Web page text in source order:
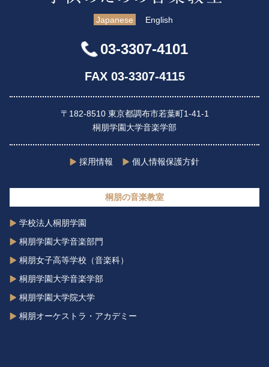
Japanese English
03-3307-4101
FAX 03-3307-4115
〒182-8510 東京都調布市若葉町1-41-1
桐朋学園大学音楽学部
採用情報 個人情報保護方針
桐朋の音楽教室
学校法人桐朋学園
桐朋学園大学音楽部門
桐朋女子高等学校（音楽科）
桐朋学園大学音楽学部
桐朋学園大学院大学
桐朋オーケストラ・アカデミー